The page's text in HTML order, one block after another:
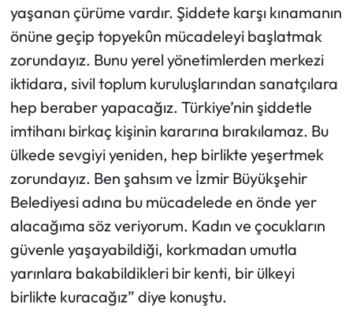
yaşanan çürüme vardır. Şiddete karşı kınamanın
önüne geçip topyekûn mücadeleyi başlatmak
zorundayız. Bunu yerel yönetimlerden merkezi
iktidara, sivil toplum kuruluşlarından sanatçılara
hep beraber yapacağız. Türkiye’nin şiddetle
imtihanı birkaç kişinin kararına bırakılamaz. Bu
ülkede sevgiyi yeniden, hep birlikte yeşertmek
zorundayız. Ben şahsım ve İzmir Büyükşehir
Belediyesi adına bu mücadelede en önde yer
alacağıma söz veriyorum. Kadın ve çocukların
güvenle yaşayabildiği, korkmadan umutla
yarınlara bakabildikleri bir kenti, bir ülkeyi
birlikte kuracağız” diye konuştu.